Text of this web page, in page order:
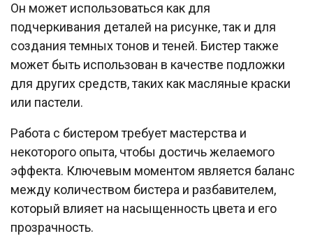
Он может использоваться как для
подчеркивания деталей на рисунке, так и для
создания темных тонов и теней. Бистер также
может быть использован в качестве подложки
для других средств, таких как масляные краски
или пастели.
Работа с бистером требует мастерства и
некоторого опыта, чтобы достичь желаемого
эффекта. Ключевым моментом является баланс
между количеством бистера и разбавителем,
который влияет на насыщенность цвета и его
прозрачность.